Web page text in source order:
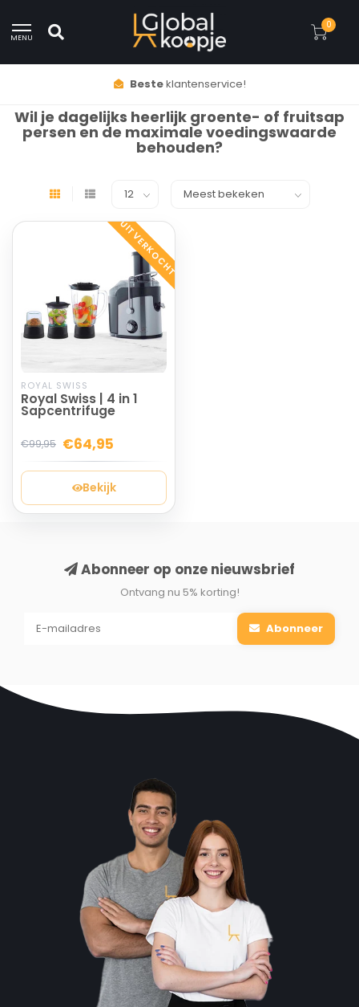
MENU
0
Besteklantenservice!
Wil je dagelijks heerlijk groente- of fruitsap
persen en de maximale voedingswaarde
behouden?
UITVERKOCHT
ROYAL SWISS
Royal Swiss | 4 in 1
Sapcentrifuge
€99,95 €64,95
Bekijk
Abonneer op onze nieuwsbrief
Ontvang nu 5% korting!
Abonneer